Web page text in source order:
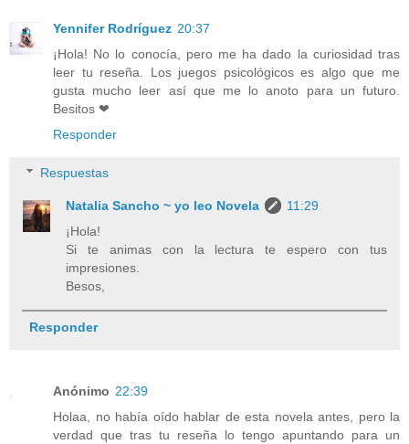
Yennifer Rodríguez 20:37
¡Hola! No lo conocía, pero me ha dado la curiosidad tras
leer tu reseña. Los juegos psicológicos es algo que me
gusta mucho leer así que me lo anoto para un futuro.
Besitos ❤
Responder
Respuestas
Natalia Sancho ~ yo leo Novela
11:29
¡Hola!
Si te animas con la lectura te espero con tus
impresiones.
Besos,
Responder
Anónimo 22:39
Holaa, no había oído hablar de esta novela antes, pero la
verdad que tras tu reseña lo tengo apuntando para un